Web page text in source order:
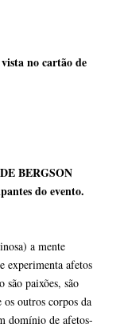
no cartão de
BERGSON
do evento.
a mente
experimenta afetos
são paixões, são
outros corpos da
domínio de afetos-